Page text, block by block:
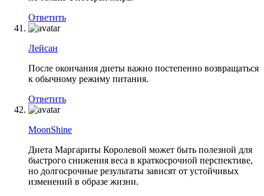
Ответить
Лейсан
После окончания диеты важно постепенно возвращаться
к обычному режиму питания.
Ответить
MoonShine
Диета Маргариты Королевой может быть полезной для
быстрого снижения веса в краткосрочной перспективе,
но долгосрочные результаты зависят от устойчивых
изменений в образе жизни.